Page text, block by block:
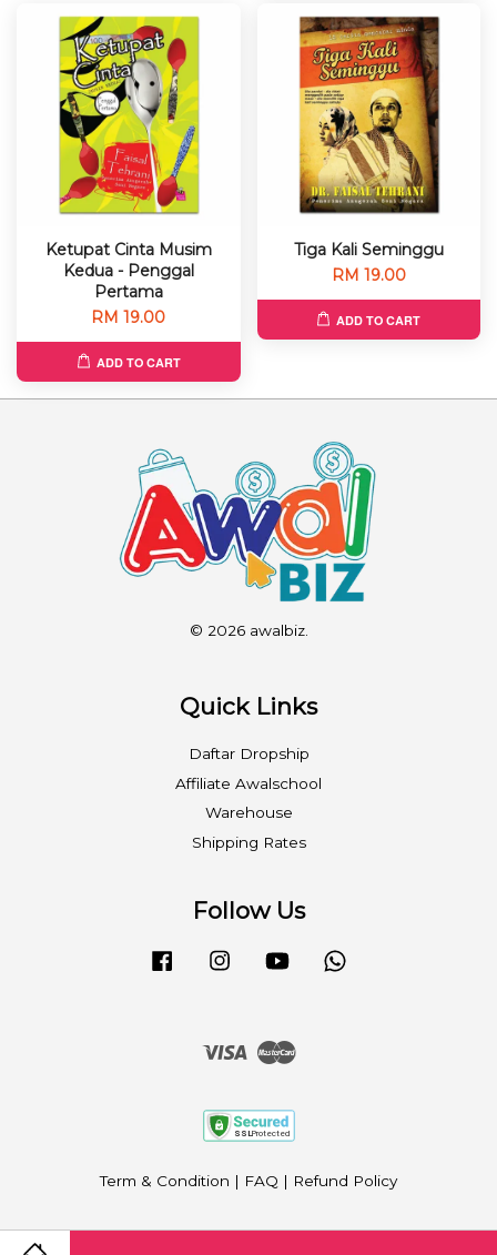
Ketupat Cinta Musim
Kedua - Penggal
Pertama
RM 19.00
ADD TO CART
Tiga Kali Seminggu
RM 19.00
ADD TO CART
© 2026 awalbiz.
Quick Links
Daftar Dropship
Affiliate Awalschool
Warehouse
Shipping Rates
Follow Us
FacebookInstagramYouTube
Visa Master
Term & Condition | FAQ | Refund Policy